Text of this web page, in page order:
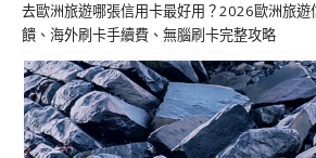
去歐洲旅遊哪張信用卡最好用？2026歐洲旅遊
饋、海外刷卡手續費、無腦刷卡完整攻略